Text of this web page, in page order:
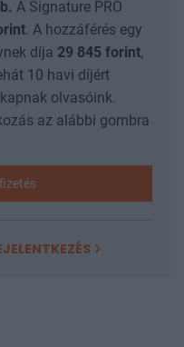
A Signature PRO
. A hozzáférés egy
díja 29 845 forint,
10 havi díjért
olvasóink.
az alábbi gombra